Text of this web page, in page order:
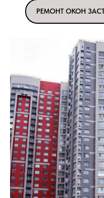
РЕМОНТ ОКОН